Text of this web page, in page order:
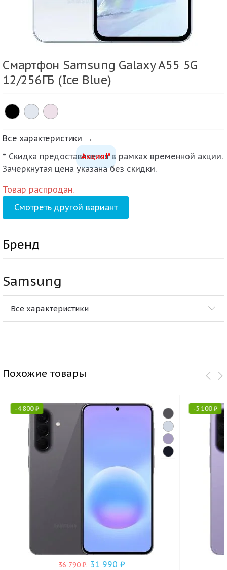
Смартфон Samsung Galaxy A55 5G
12/256ГБ (Ice Blue)
Все характеристики →
Акция!*
* Скидка предоставляется в рамках временной акции.
Зачеркнутая цена указана без скидки.
Товар распродан.
Смотреть другой вариант
Бренд
Samsung
Все характеристики
Похожие товары
-4 800₽
36 790₽. 31 990 ₽
-5 100₽